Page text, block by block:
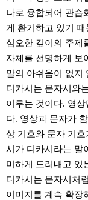
나로 융합되어 관습
게 환기하고 있기 때
심오한 깊이의 주제
자체를 선명하게 보
말의 아쉬움이 없지
디카시는 문자시와
이루는 것이다. 영상
다. 영상과 문자가
상 기호와 문자 기호
시가 디카시라는 말
미하게 드러내고 있
디카시는 문자시처
이미지를 계속 확장